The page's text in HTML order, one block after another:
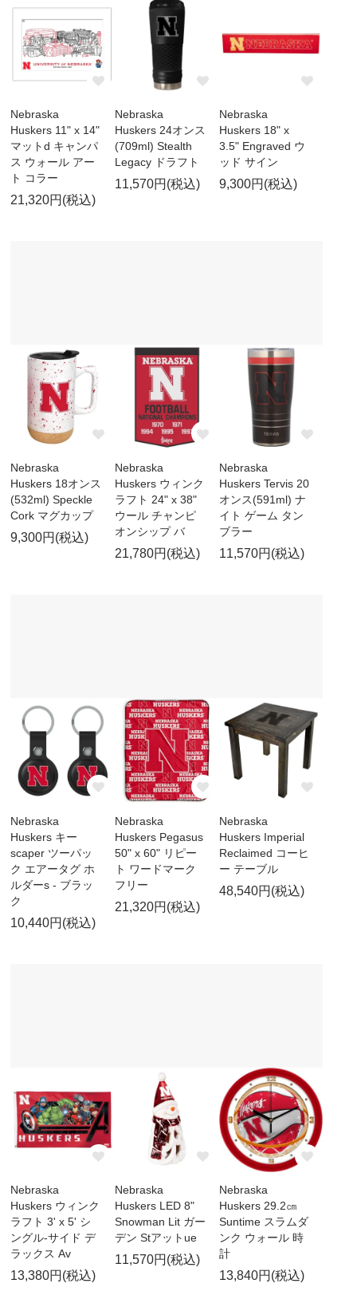
Nebraska
Huskers 11" x 14"
マットd キャンパ
ス ウォール アー
ト コラー
21,320円(税込)
Nebraska
Huskers 24オンス
(709ml) Stealth
Legacy ドラフト
11,570円(税込)
Nebraska
Huskers 18" x
3.5" Engraved ウ
ッド サイン
9,300円(税込)
Nebraska
Huskers 18オンス
(532ml) Speckle
Cork マグカップ
9,300円(税込)
Nebraska
Huskers ウィンク
ラフト 24" x 38"
ウール チャンピ
オンシップ バ
21,780円(税込)
Nebraska
Huskers Tervis 20
オンス(591ml) ナ
イト ゲーム タン
ブラー
11,570円(税込)
Nebraska
Huskers キー
scaper ツーパッ
ク エアータグ ホ
ルダーs - ブラッ
ク
10,440円(税込)
Nebraska
Huskers Pegasus
50" x 60" リピー
ト ワードマーク
フリー
21,320円(税込)
Nebraska
Huskers Imperial
Reclaimed コーヒ
ー テーブル
48,540円(税込)
Nebraska
Huskers ウィンク
ラフト 3' x 5' シ
ングル-サイド デ
ラックス Av
13,380円(税込)
Nebraska
Huskers LED 8"
Snowman Lit ガー
デン Stアットue
11,570円(税込)
Nebraska
Huskers 29.2㎝
Suntime スラムダ
ンク ウォール 時
計
13,840円(税込)